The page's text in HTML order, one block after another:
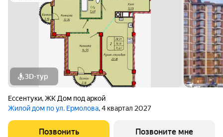
3D-тур
Ессентуки,ЖК Дом под аркой
Жилой дом по ул. Ермолова, 4 квартал 2027
Позвонить Позвоните мне